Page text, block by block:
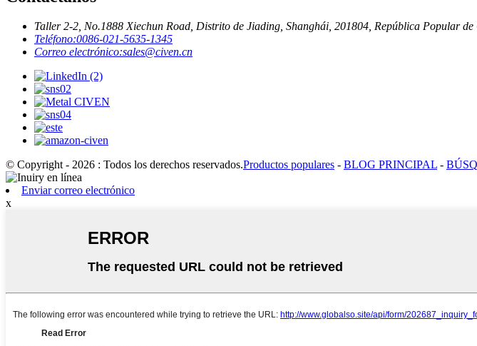
Taller 2-2, No.1888 Xiechun Road, Distrito de Jiading, Shanghái, 201804, República Popular de
Teléfono:0086-021-5635-1345
Correo electrónico:sales@civen.cn
© Copyright - 2026 : Todos los derechos reservados.Productos populares - BLOG PRINCIPAL -
Enviar correo electrónico
x